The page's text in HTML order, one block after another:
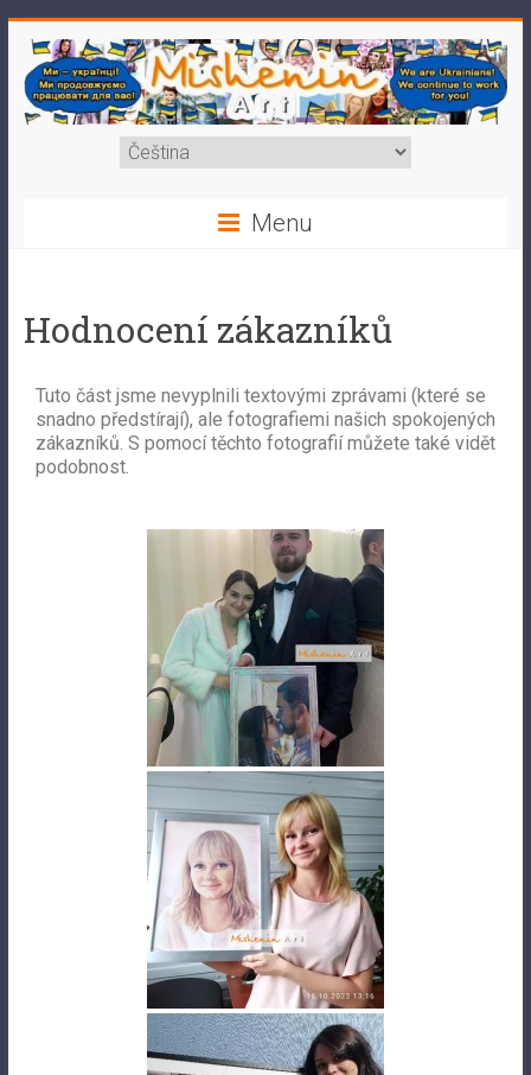
Menu
Hodnocení zákazníků
Tuto část jsme nevyplnili textovými zprávami (které se
snadno předstírají), ale fotografiemi našich spokojených
zákazníků. S pomocí těchto fotografií můžete také vidět
podobnost.